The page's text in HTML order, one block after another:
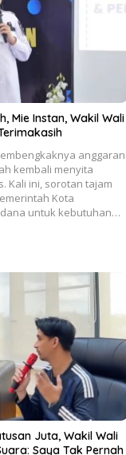
Mie Instan, Wakil Wali
anggaran
kembali menyita
Kali ini, sorotan tajam
Kota
untuk kebutuhan…
Juta, Wakil Wali
Saya Tak Pernah